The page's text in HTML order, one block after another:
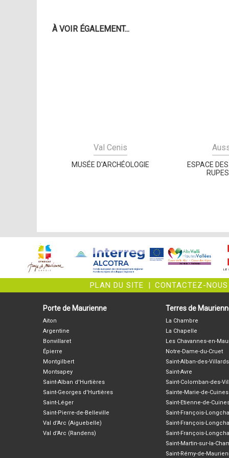
À VOIR ÉGALEMENT...
Val Cenis
MUSÉE D'ARCHÉOLOGIE
ESPACE
PLAN DU SITE CONTACTEZ-NOUS
Porte de Maurienne
Aiton
Argentine
Bonvillaret
Épierre
Montgilbert
Montsapey
Saint-Alban d'Hurtières
Saint-Georges d'Hurtières
Saint-Léger
Saint-Pierre-de-Belleville
Val d'Arc (Aiguebelle)
Val d'Arc (Randens)
Terres de
La Chambre
La Chapelle
Les Chavannes-en-
Notre-Dame-du-Cruet
Saint-Alban-des-Villards
Saint-Avre
Saint-Colomban-des-
Sainte-Marie-de-Cuines
Saint-Etienne-de-
Saint-François-
Saint-François-
Saint-François-
Saint-Martin-sur-la-
Saint-Rémy-de-